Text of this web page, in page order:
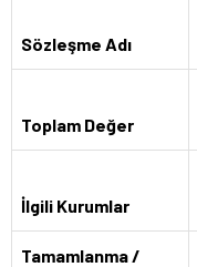
Sözleşme Adı
Toplam Değer
İlgili Kurumlar
Tamamlanma /